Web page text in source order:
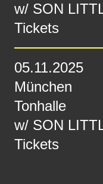
w/ SON
Tickets
05.11.2025
München
Tonhalle
w/ SON
Tickets